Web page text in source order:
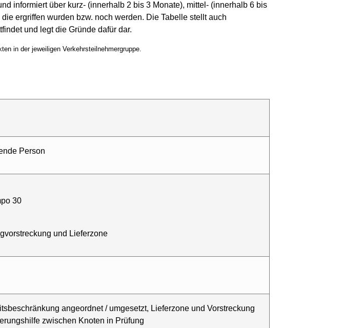
informiert über kurz- (innerhalb 2 bis 3 Monate), mittel- (innerhalb 6 bis
ergriffen wurden bzw. noch werden. Die Tabelle stellt auch
und legt die Gründe dafür dar.
in der jeweiligen Verkehrsteilnehmergruppe.
Person
30
und Lieferzone
angeordnet / umgesetzt, Lieferzone und Vorstreckung
zwischen Knoten in Prüfung